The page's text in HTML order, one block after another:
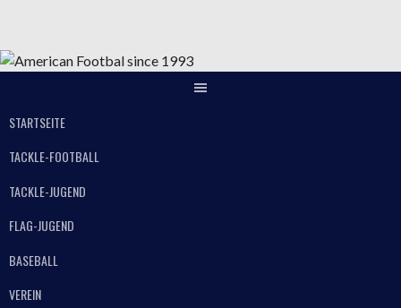
Inhalt
STARTSEITE
TACKLE-FOOTBALL
TACKLE-JUGEND
FLAG-JUGEND
BASEBALL
VEREIN